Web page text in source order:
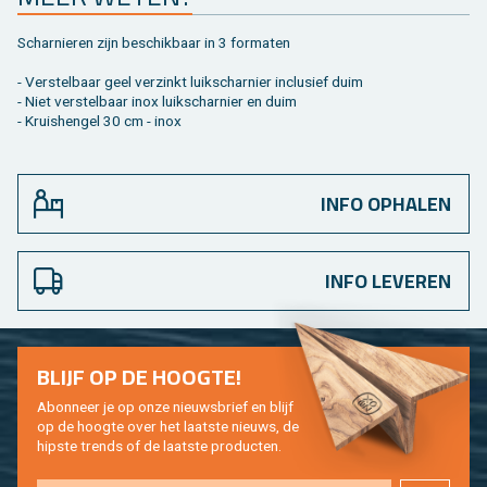
Schar­nie­ren zijn be­schik­baar in 3 for­ma­ten
- Ver­stel­baar geel ver­zinkt luik­schar­nier in­clu­sief duim
- Niet ver­stel­baar inox luik­schar­nier en duim
- Kruis­hen­gel 30 cm - inox
INFO OPHALEN
INFO LEVEREN
BLIJF OP DE HOOG­TE!
Abon­neer je op onze nieuws­brief en blijf
op de hoog­te over het laat­ste nieuws, de
hip­s­te trends of de laat­ste pro­duc­ten.